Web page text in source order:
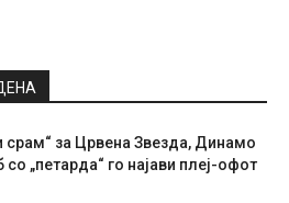
срам“ за Црвена Звезда, Динамо
со „петарда“ го најави плеј-офот